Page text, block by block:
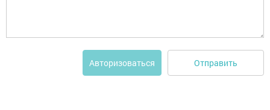
Авторизоваться Отправить